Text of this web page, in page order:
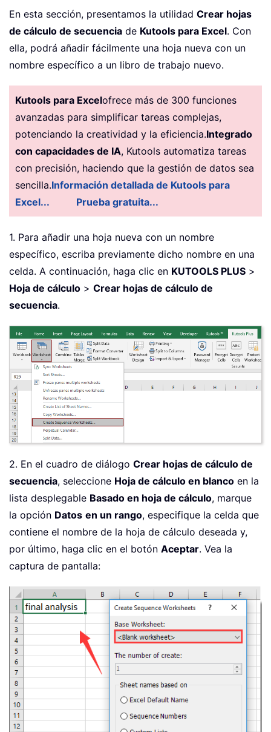
En esta sección, presentamos la utilidad Crear hojas
de cálculo de secuencia de Kutools para Excel. Con
ella, podrá añadir fácilmente una hoja nueva con un
nombre específico a un libro de trabajo nuevo.
Kutools para Excelofrece más de 300 funciones
avanzadas para simplificar tareas complejas,
potenciando la creatividad y la eficiencia.Integrado
con capacidades de IA, Kutools automatiza tareas
con precisión, haciendo que la gestión de datos sea
sencilla.Información detallada de Kutools para
Excel...
Prueba gratuita...
1. Para añadir una hoja nueva con un nombre
específico, escriba previamente dicho nombre en una
celda. A continuación, haga clic en KUTOOLS PLUS >
Hoja de cálculo > Crear hojas de cálculo de
secuencia.
2. En el cuadro de diálogo Crear hojas de cálculo de
secuencia, seleccione Hoja de cálculo en blanco en la
lista desplegable Basado en hoja de cálculo, marque
la opción Datos en un rango, especifique la celda que
contiene el nombre de la hoja de cálculo deseada y,
por último, haga clic en el botón Aceptar. Vea la
captura de pantalla: